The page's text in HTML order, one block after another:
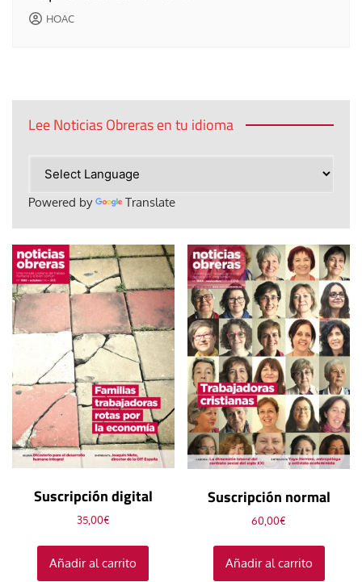
HOAC
Lee Noticias Obreras en tu idioma
Powered by Translate
Suscripción digital
35,00€
Añadir al carrito
Suscripción normal
60,00€
Añadir al carrito